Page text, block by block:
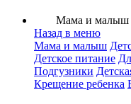
Мама и малыш
Назад в меню
Мама и малыш
Детское питание
Подгузники
Крещение ребенка